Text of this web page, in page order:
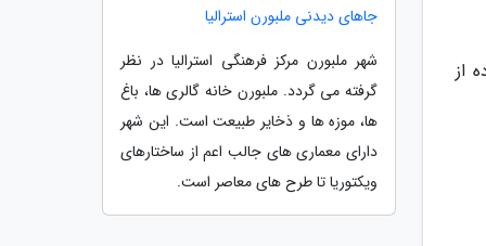
از
جاهای دیدنی ملبورن استرالیا
شهر ملبورن مرکز فرهنگی استرالیا در نظر
گرفته می گردد. ملبورن خانه گالری ها، باغ
ها، موزه ها و ذخایر طبیعت است. این شهر
دارای معماری های جالب اعم از ساختارهای
ویکتوریا تا طرح های معاصر است.